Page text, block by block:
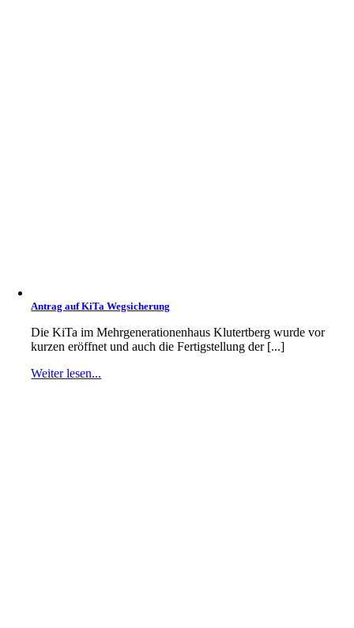
Antrag auf KiTa Wegsicherung
Die KiTa im Mehrgenerationenhaus Klutertberg wurde vor
kurzen eröffnet und auch die Fertigstellung der [...]
Weiter lesen...